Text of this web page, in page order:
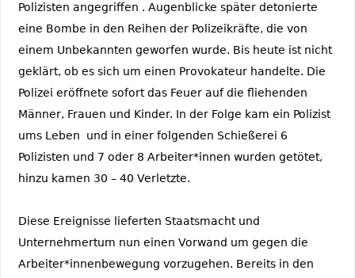
Polizisten angegriffen . Augenblicke später detonierte
eine Bombe in den Reihen der Polizeikräfte, die von
einem Unbekannten geworfen wurde. Bis heute ist nicht
geklärt, ob es sich um einen Provokateur handelte. Die
Polizei eröffnete sofort das Feuer auf die fliehenden
Männer, Frauen und Kinder. In der Folge kam ein Polizist
ums Leben und in einer folgenden Schießerei 6
Polizisten und 7 oder 8 Arbeiter*innen wurden getötet,
hinzu kamen 30 – 40 Verletzte.
Diese Ereignisse lieferten Staatsmacht und
Unternehmertum nun einen Vorwand um gegen die
Arbeiter*innenbewegung vorzugehen. Bereits in den